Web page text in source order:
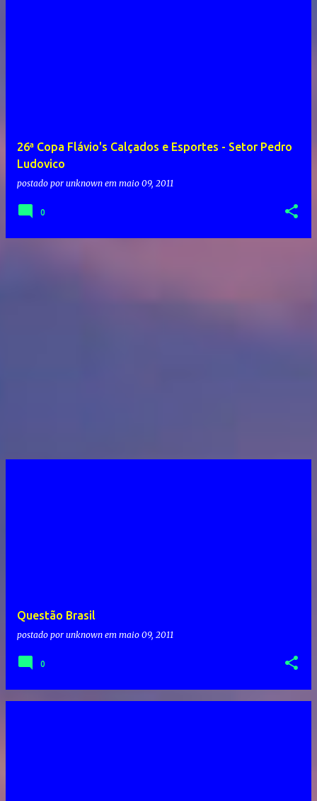
26ª Copa Flávio's Calçados e Esportes - Setor Pedro
Ludovico
postado por unknown em maio 09, 2011
0
Questão Brasil
postado por unknown em maio 09, 2011
0